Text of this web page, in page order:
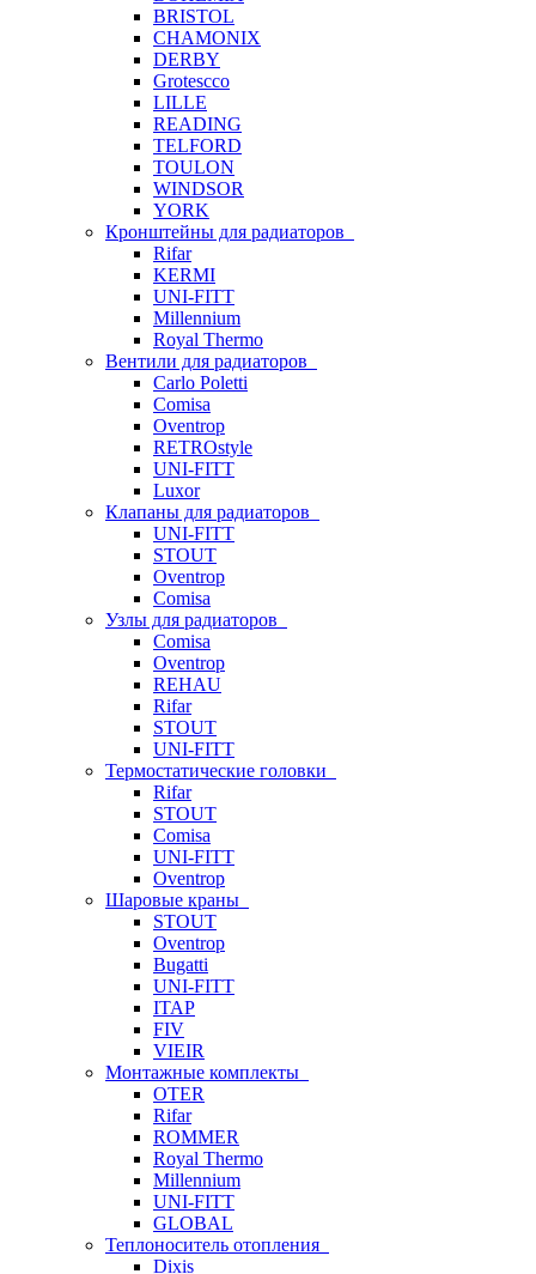
BRISTOL
CHAMONIX
DERBY
Grotescco
LILLE
READING
TELFORD
TOULON
WINDSOR
YORK
Кронштейны для радиаторов
Rifar
KERMI
UNI-FITT
Millennium
Royal Thermo
Вентили для радиаторов
Carlo Poletti
Comisa
Oventrop
RETROstyle
UNI-FITT
Luxor
Клапаны для радиаторов
UNI-FITT
STOUT
Oventrop
Comisa
Узлы для радиаторов
Comisa
Oventrop
REHAU
Rifar
STOUT
UNI-FITT
Термостатические головки
Rifar
STOUT
Comisa
UNI-FITT
Oventrop
Шаровые краны
STOUT
Oventrop
Bugatti
UNI-FITT
ITAP
FIV
VIEIR
Монтажные комплекты
OTER
Rifar
ROMMER
Royal Thermo
Millennium
UNI-FITT
GLOBAL
Теплоноситель отопления
Dixis